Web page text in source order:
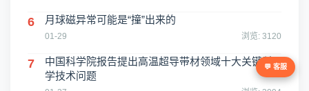
6 月球磁异常可能是“撞”出来的
01-29 浏览: 3120
7
中国科学院报告提出高温超导带材领域十大关键科
学技术问题
💬 客服